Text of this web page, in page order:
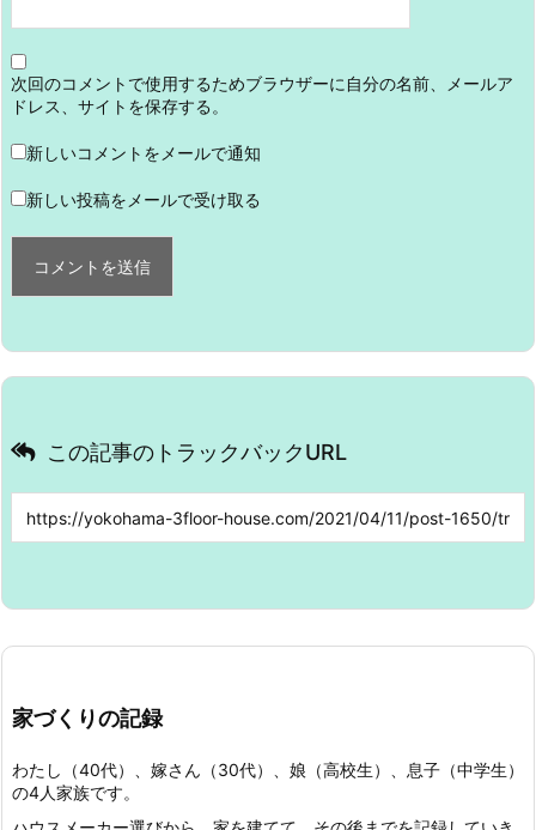
次回のコメントで使用するためブラウザーに自分の名前、メールア
ドレス、サイトを保存する。
新しいコメントをメールで通知
新しい投稿をメールで受け取る
この記事のトラックバックURL
家づくりの記録
わたし（40代）、嫁さん（30代）、娘（高校生）、息子（中学生）
の4人家族です。